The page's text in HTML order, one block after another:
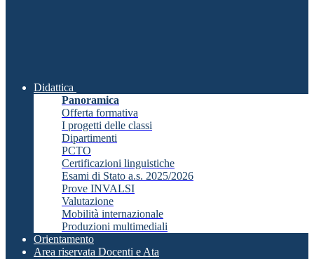
Didattica
Panoramica
Offerta formativa
I progetti delle classi
Dipartimenti
PCTO
Certificazioni linguistiche
Esami di Stato a.s. 2025/2026
Prove INVALSI
Valutazione
Mobilità internazionale
Produzioni multimediali
Orientamento
Area riservata Docenti e Ata